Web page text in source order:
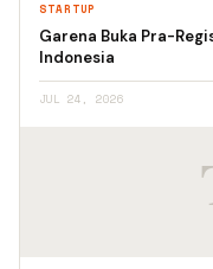
STARTUP
Garena Buka Pra-
Indonesia
JUL 24, 2026